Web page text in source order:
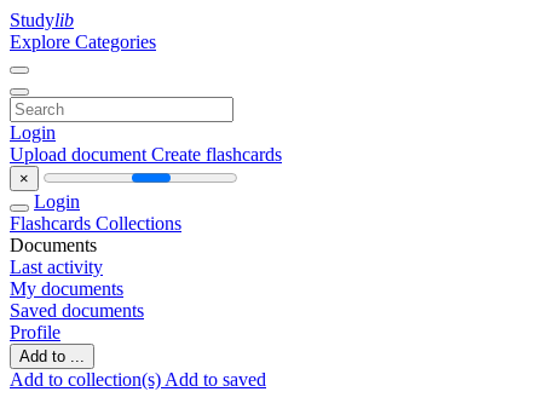
Studylib
Explore Categories
Login
Upload document Create flashcards
×
Login
Flashcards Collections
Documents
Last activity
My documents
Saved documents
Profile
Add to ...
Add to collection(s) Add to saved